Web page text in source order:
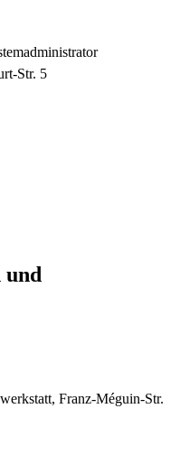
Str. 5
und
Franz-Méguin-Str.